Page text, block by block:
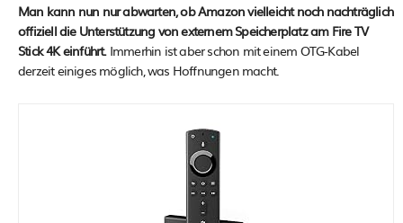
Man kann nun nur abwarten, ob Amazon vielleicht noch nachträglich
offiziell die Unterstützung von externem Speicherplatz am Fire TV
Stick 4K einführt.Immerhin ist aber schon mit einem OTG-Kabel
derzeit einiges möglich, was Hoffnungen macht.